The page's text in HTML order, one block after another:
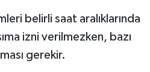
belirli saat aralıklarında
izni verilmezken, bazı
gerekir.